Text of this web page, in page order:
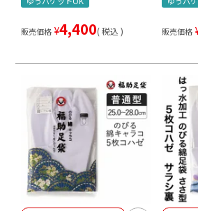
販売価格 ¥4,400 税込 販売価格